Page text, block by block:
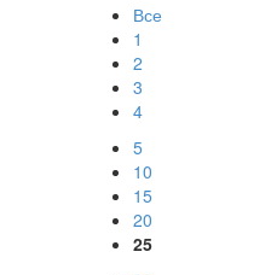
Все
1
2
3
4
5
10
15
20
25